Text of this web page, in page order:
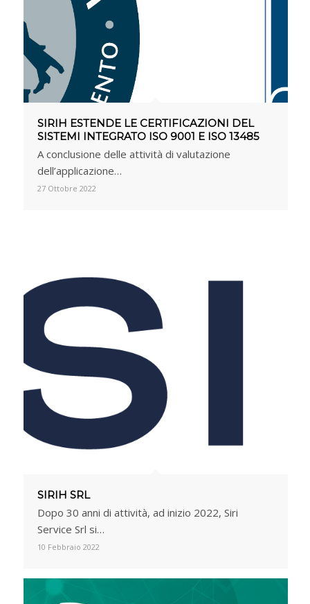
SIRIH ESTENDE LE CERTIFICAZIONI DEL
SISTEMI INTEGRATO ISO 9001 E ISO 13485
A conclusione delle attività di valutazione
dell’applicazione…
27 Ottobre 2022
SIRIH SRL
Dopo 30 anni di attività, ad inizio 2022, Siri
Service Srl si…
10 Febbraio 2022